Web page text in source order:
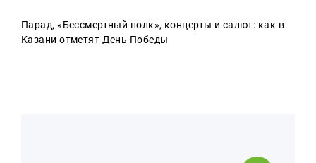
Парад, «Бессмертный полк», концерты и салют: как в
Казани отметят День Победы